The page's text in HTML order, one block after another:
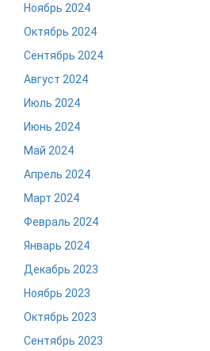
Ноябрь 2024
Октябрь 2024
Сентябрь 2024
Август 2024
Июль 2024
Июнь 2024
Май 2024
Апрель 2024
Март 2024
Февраль 2024
Январь 2024
Декабрь 2023
Ноябрь 2023
Октябрь 2023
Сентябрь 2023